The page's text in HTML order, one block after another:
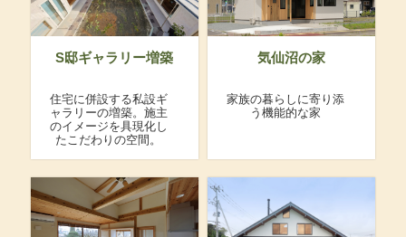
S邸ギャラリー増築
住宅に併設する私設ギ
ャラリーの増築。施主
のイメージを具現化し
たこだわりの空間。
気仙沼の家
家族の暮らしに寄り添
う機能的な家